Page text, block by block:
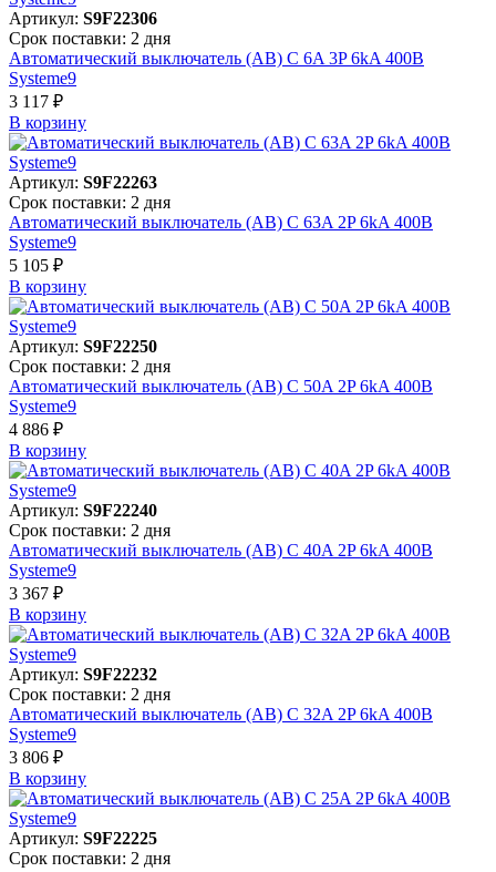
Артикул: S9F22306
Срок поставки: 2 дня
Автоматический выключатель (АВ) C 6A 3P 6kA 400В
Systeme9
3 117 ₽
В корзинy
Артикул: S9F22263
Срок поставки: 2 дня
Автоматический выключатель (АВ) C 63A 2P 6kA 400В
Systeme9
5 105 ₽
В корзинy
Артикул: S9F22250
Срок поставки: 2 дня
Автоматический выключатель (АВ) C 50A 2P 6kA 400В
Systeme9
4 886 ₽
В корзинy
Артикул: S9F22240
Срок поставки: 2 дня
Автоматический выключатель (АВ) C 40A 2P 6kA 400В
Systeme9
3 367 ₽
В корзинy
Артикул: S9F22232
Срок поставки: 2 дня
Автоматический выключатель (АВ) C 32A 2P 6kA 400В
Systeme9
3 806 ₽
В корзинy
Артикул: S9F22225
Срок поставки: 2 дня